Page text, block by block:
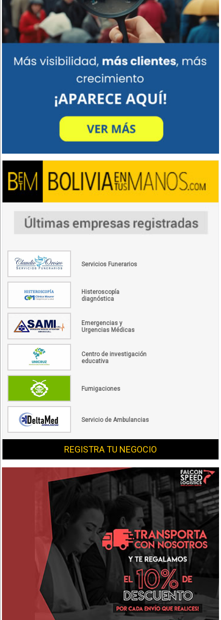
Servicios Funerarios
Histeroscopía
diagnóstica
Emergencias y
Urgencias Médicas
Centro de investigación
educativa
Fumigaciones
Servicio de Ambulancias
REGISTRA TU NEGOCIO